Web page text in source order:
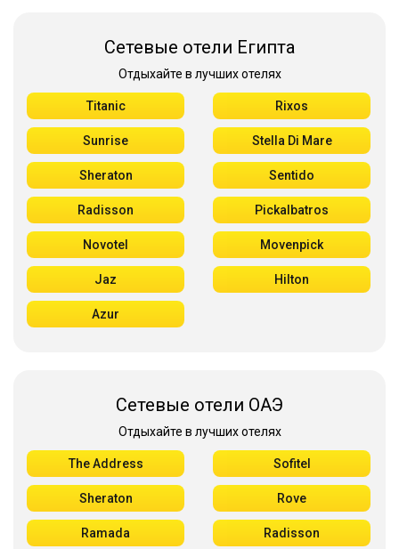
Сетевые отели Египта
Отдыхайте в лучших отелях
Titanic Rixos
Sunrise Stella Di Mare
Sheraton Sentido
Radisson Pickalbatros
Novotel Movenpick
Jaz Hilton
Azur
Сетевые отели ОАЭ
Отдыхайте в лучших отелях
The Address Sofitel
Sheraton Rove
Ramada Radisson